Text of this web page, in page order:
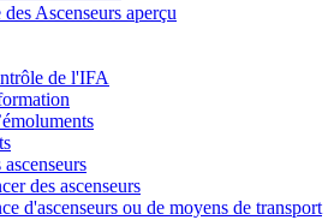
Ascenseurs aperçu
de l'IFA
des ascenseurs
d'ascenseurs ou de moyens de transport